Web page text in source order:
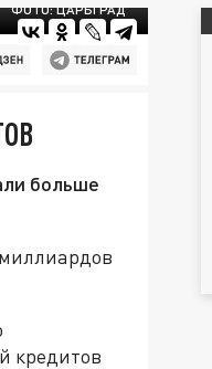
ФОТО: ЦАРЬГРАД
больше
кредитов